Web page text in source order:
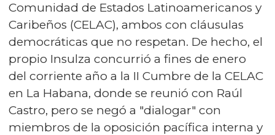
Comunidad de Estados Latinoamericanos y
Caribeños (CELAC), ambos con cláusulas
democráticas que no respetan. De hecho, el
propio Insulza concurrió a fines de enero
del corriente año a la II Cumbre de la CELAC
en La Habana, donde se reunió con Raúl
Castro, pero se negó a "dialogar" con
miembros de la oposición pacífica interna y